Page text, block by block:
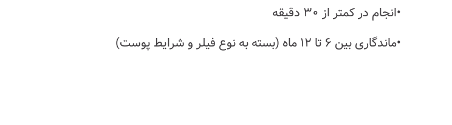
•انجام در کمتر از ۳۰ دقیقه
•ماندگاری بین ۶ تا ۱۲ ماه (بسته به نوع فیلر و شرایط پوست)